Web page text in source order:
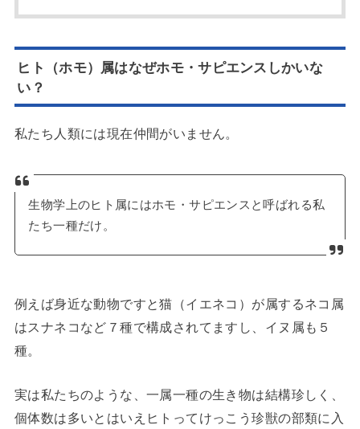
ヒト（ホモ）属はなぜホモ・サピエンスしかいな
い？
私たち人類には現在仲間がいません。
生物学上のヒト属にはホモ・サピエンスと呼ばれる私
たち一種だけ。
例えば身近な動物ですと猫（イエネコ）が属するネコ属
はスナネコなど７種で構成されてますし、イヌ属も５
種。
実は私たちのような、一属一種の生き物は結構珍しく、
個体数は多いとはいえヒトってけっこう珍獣の部類に入